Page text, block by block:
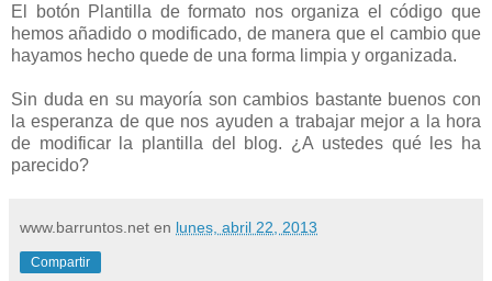
El botón Plantilla de formato nos organiza el código que
hemos añadido o modificado, de manera que el cambio que
hayamos hecho quede de una forma limpia y organizada.
Sin duda en su mayoría son cambios bastante buenos con
la esperanza de que nos ayuden a trabajar mejor a la hora
de modificar la plantilla del blog. ¿A ustedes qué les ha
parecido?
www.barruntos.net en lunes, abril 22, 2013
Compartir